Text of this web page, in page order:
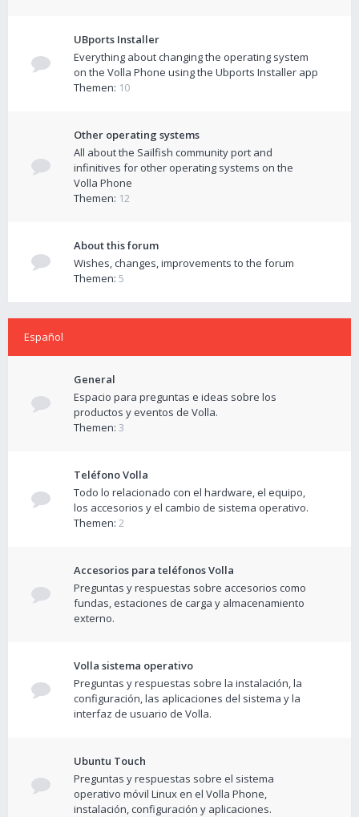
UBports Installer
Everything about changing the operating system
on the Volla Phone using the Ubports Installer app
Themen: 10
Other operating systems
All about the Sailfish community port and
infinitives for other operating systems on the
Volla Phone
Themen: 12
About this forum
Wishes, changes, improvements to the forum
Themen: 5
Español
General
Espacio para preguntas e ideas sobre los
productos y eventos de Volla.
Themen: 3
Teléfono Volla
Todo lo relacionado con el hardware, el equipo,
los accesorios y el cambio de sistema operativo.
Themen: 2
Accesorios para teléfonos Volla
Preguntas y respuestas sobre accesorios como
fundas, estaciones de carga y almacenamiento
externo.
Volla sistema operativo
Preguntas y respuestas sobre la instalación, la
configuración, las aplicaciones del sistema y la
interfaz de usuario de Volla.
Ubuntu Touch
Preguntas y respuestas sobre el sistema
operativo móvil Linux en el Volla Phone,
instalación, configuración y aplicaciones.